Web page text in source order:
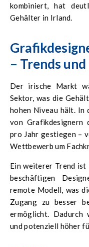
kombiniert, hat
Gehälter in Irland.
– Trends
Der irische Markt
Sektor, was die
hohen Niveau hält. In
von Grafikdesignern
pro Jahr gestiegen –
Wettbewerb um
Ein weiterer Trend ist
beschäftigen
remote Modell, was
Zugang zu besser
ermöglicht. Dadurch
und potenziell höher